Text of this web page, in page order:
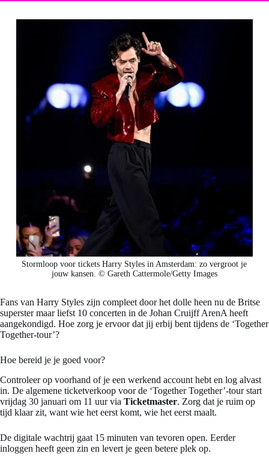
Stormloop voor tickets Harry Styles in Amsterdam: zo vergroot je
jouw kansen. © Gareth Cattermole/Getty Images
Fans van Harry Styles zijn compleet door het dolle heen nu de Britse
superster maar liefst 10 concerten in de Johan Cruijff ArenA heeft
aangekondigd. Hoe zorg je ervoor dat jij erbij bent tijdens de ‘Together
Together-tour’?
Hoe bereid je je goed voor?
Controleer op voorhand of je een werkend account hebt en log alvast
in. De algemene ticketverkoop voor de ‘Together Together’-tour start
vrijdag 30 januari om 11 uur via Ticketmaster. Zorg dat je ruim op
tijd klaar zit, want wie het eerst komt, wie het eerst maalt.
De digitale wachtrij gaat 15 minuten van tevoren open. Eerder
inloggen heeft geen zin en levert je geen betere plek op.